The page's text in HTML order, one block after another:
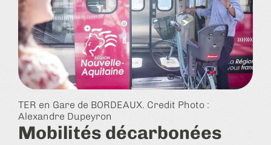
TER en Gare de BORDEAUX. Credit Photo :
Alexandre Dupeyron
Mobilités décarbonées